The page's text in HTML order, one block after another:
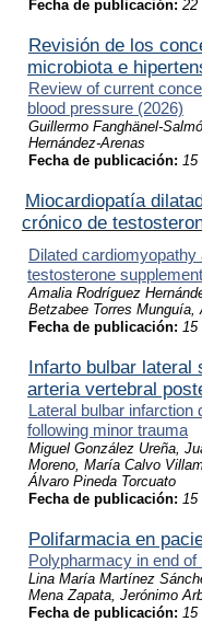
Fecha de publicación: 22
Revisión de los
microbiota e
Review of current
blood pressure (2026)
Guillermo Fanghänel-
Hernández-Arenas
Fecha de publicación:
Miocardiopatía
crónico de
Dilated
testosterone
Amalia Rodríguez
Betzabee Torres Munguía,
Fecha de publicación:
Infarto bulbar lateral
arteria vertebral
Lateral bulbar
following minor trauma
Miguel González Ureña,
Moreno, María Calvo
Álvaro Pineda Torcuato
Fecha de publicación:
Polifarmacia en
Polypharmacy in end of
Lina María Martínez
Mena Zapata, Jerónimo
Fecha de publicación: